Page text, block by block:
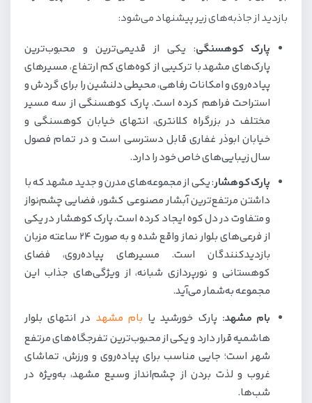
بازدید از جاذبه‌های زیر پیشنهاد می‌شود:
پارک کوهسنگی: یکی از قدیمی‌ترین و محبوب‌ترین
پارک‌های مشهد با ترکیبی از کوه‌های کم ارتفاع، مسیرهای
پیاده‌روی و امکانات رفاهی، محیطی دلنشین را برای گردش و
استراحت فراهم کرده است. پارک کوهسنگی از سه مسیر
مختلف در بزرگراه کلانتری، انتهای خیابان کوهسنگی و
خیابان ابوذر غفاری قابل دسترسی است و در تمام فصول
سال زیبایی‌های خاص خود را دارد.
پارک کوهشار: یکی از مجموعه‌های مدرن و جدید مشهد که با
داشتن مرتفع‌ترین آبشار مصنوعی کشور، فضایی چشم‌نواز
و متفاوت در دل کوه ایجاد کرده است. پارک کوهشار در یکی
از فرعی‌های بلوار نماز واقع شده و به صورت 24 ساعته مزبان
بازدیدکنندگان است. مسیرهای پیاده‌روی، فضای
کوهستانی و نورپردازی شبانه، از ویژگی‌های جذاب این
مجموعه به‌شمار می‌آید.
بام مشهد: پارک خورشید یا بام مشهد در انتهای بلوار
هاشمیه قرار دارد و یکی از محبوب‌ترین تفرجگاه‌های مرتفع
شهر است؛ جایی مناسب برای پیاده‌روی و ورزش، تماشای
غروب و لذت بردن از چشم‌انداز وسیع مشهد، به‌ویژه در
شب‌ها.